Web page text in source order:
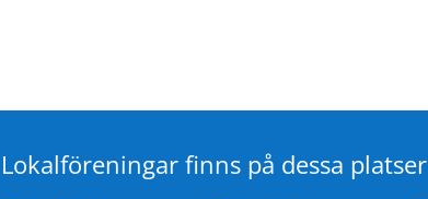
Lokalföreningar finns på dessa platser